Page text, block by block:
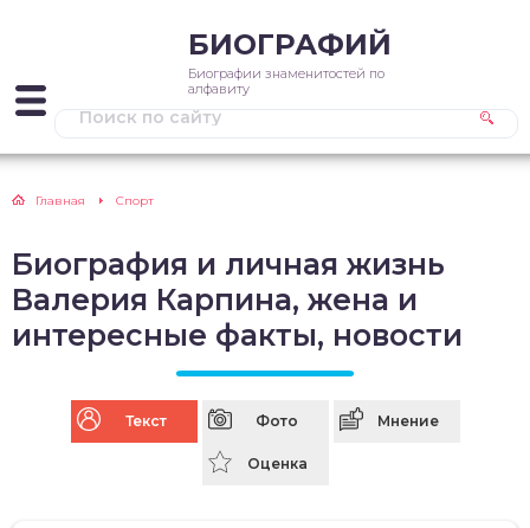
БИОГРАФИЙ
Биографии знаменитостей по
алфавиту
Главная Спорт
Биография и личная жизнь
Валерия Карпина, жена и
интересные факты, новости
Текст Фото Мнение
Оценка